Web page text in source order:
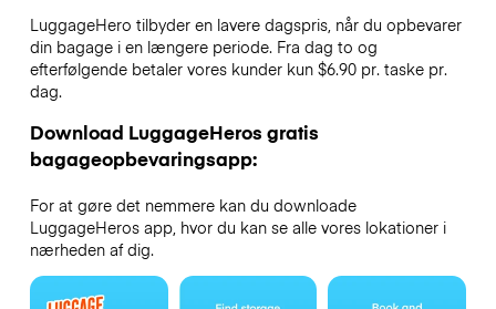
LuggageHero tilbyder en lavere dagspris, når du opbevarer
din bagage i en længere periode. Fra dag to og
efterfølgende betaler vores kunder kun $6.90 pr. taske pr.
dag.
Download LuggageHeros gratis
bagageopbevaringsapp:
For at gøre det nemmere kan du downloade
LuggageHeros app, hvor du kan se alle vores lokationer i
nærheden af dig.